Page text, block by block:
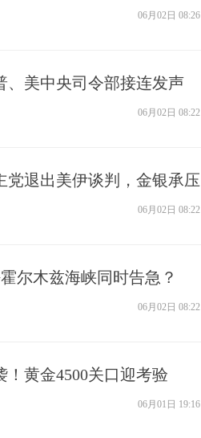
06月02日 08:26
、美中央司令部接连发声
06月02日 08:22
党退出美伊谈判，金银承压
06月02日 08:22
尔木兹海峡同时告急？
06月02日 08:22
黄金4500关口迎考验
06月01日 19:16